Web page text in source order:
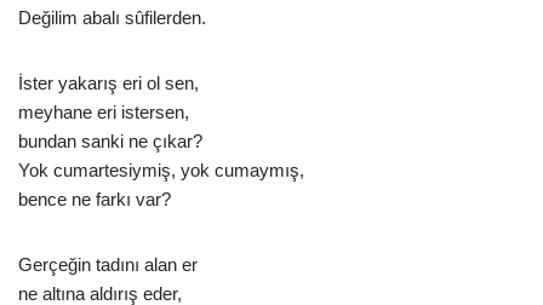
Değilim abalı sûfilerden.
İster yakarış eri ol sen,
meyhane eri istersen,
bundan sanki ne çıkar?
Yok cumartesiymiş, yok cumaymış,
bence ne farkı var?
Gerçeğin tadını alan er
ne altına aldırış eder,